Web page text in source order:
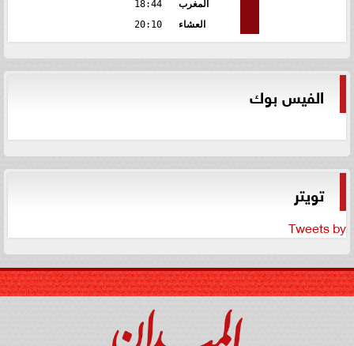
المغرب
18:44
العشاء
20:10
الفيس بوك
تويتر
Tweets by